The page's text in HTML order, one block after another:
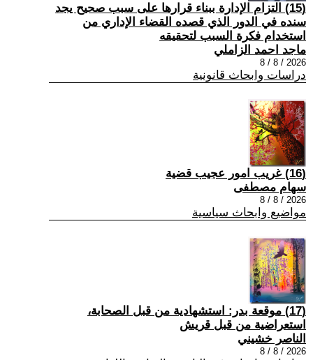
(15) التزام الإدارة ببناء قرارها على سبب صحیح یجد
سنده في الدور الذي قصده القضاء الإداري من
استخدام فكرة السبب لتحقیقه
ماجد احمد الزاملي
2026 / 8 / 8
دراسات وابحاث قانونية
(16) غريب امور عجيب قضية
سهام مصطفى
2026 / 8 / 8
مواضيع وابحاث سياسية
(17) موقعة بدر: استشهادية من قبل الصحابة،
استعراضية من قبل قريش
الناصر خشيني
2026 / 8 / 8